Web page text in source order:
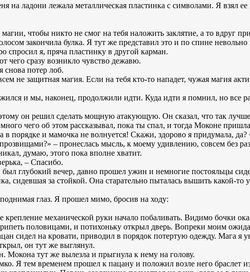
на ладони лежала металлическая пластинка с символами. Я взял ее
чтобы никто не смог на тебя наложить заклятие, а то вдруг
закончила булка. Я тут же представил это и по спине
спросил я, пряча пластинку в другой карман.
чего сразу возникло чувство дежавю.
снова потер лоб.
не защитная магия. Если на тебя кто-то нападет, чужая магия
и мы, наконец, продолжили идти. Куда идти я помнил, но все
он решил сделать мощную атакующую. Он сказал, что так
чего об этом рассказывал, пока ты спал, и тогда Моконе
в порядке и мамочка не волнуется! Скажи, здорово я придумала, да?
– пронеслась мысль, к моему удивлению, совсем без
думаю, этого пока вполне хватит.
– Спасибо.
глубокий вечер, давно прошел ужин и немногие постояльцы
сидевшая за стойкой. Она старательно пыталась вышить какой-то
глаз. Я прошел мимо, бросив на ходу:
механической руки начало побаливать. Видимо бочки
половицами, и потихоньку открыл дверь. Вопреки моим
сидел на кровати, приводил в порядок потертую одежду. Мага я
он тут же выглянул.
Мокона тут же вылезла и прыгнула к нему на голову.
Я тем временем прошел к пацану и положил возле него браслет